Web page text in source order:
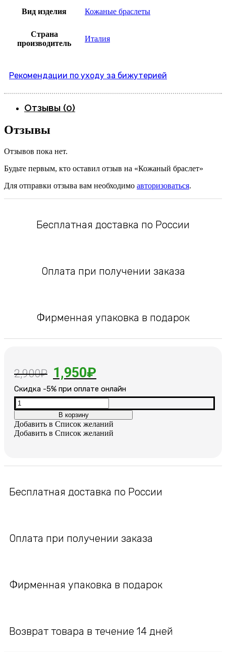
Вид изделия Кожаные браслеты
Страна
производитель
Италия
Рекомендации по уходу за бижутерией
Отзывы (0)
Отзывы
Отзывов пока нет.
Будьте первым, кто оставил отзыв на «Кожаный браслет»
Для отправки отзыва вам необходимо авторизоваться.
Бесплатная доставка по России
Оплата при получении заказа
Фирменная упаковка в подарок
2,900₽ Первоначальная
цена
составляла
2,900₽.
1,950₽
цена:
1,950₽.
Cкидка -5% при оплате онлайн
Количество
товара
Кожаный
браслет
В корзину
Добавить в Список желаний
Добавить в Список желаний
Бесплатная доставка по России
Оплата при получении заказа
Фирменная упаковка в подарок
Возврат товара в течение 14 дней